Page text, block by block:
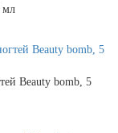
мл
Beauty bomb, 5